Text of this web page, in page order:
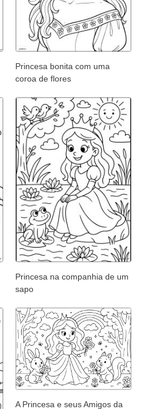
Princesa bonita com uma
coroa de flores
Princesa na companhia de um
sapo
A Princesa e seus Amigos da